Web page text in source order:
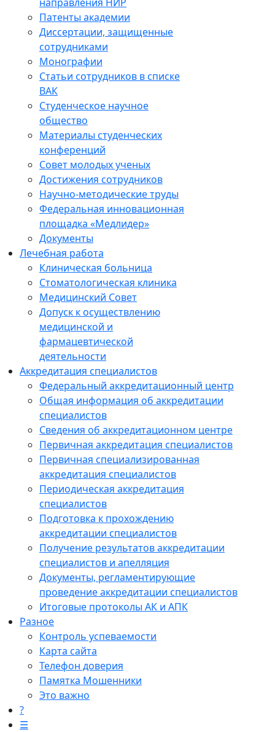
Патенты академии
Диссертации, защищенные
сотрудниками
Монографии
Статьи сотрудников в списке
ВАК
Студенческое научное
общество
Материалы студенческих
конференций
Совет молодых ученых
Достижения сотрудников
Научно-методические труды
Федеральная инновационная
площадка «Медлидер»
Документы
Лечебная работа
Клиническая больница
Стоматологическая клиника
Медицинский Совет
Допуск к осуществлению
медицинской и
фармацевтической
деятельности
Аккредитация специалистов
Федеральный аккредитационный центр
Общая информация об аккредитации
специалистов
Сведения об аккредитационном центре
Первичная аккредитация специалистов
Первичная специализированная
аккредитация специалистов
Периодическая аккредитация
специалистов
Подготовка к прохождению
аккредитации специалистов
Получение результатов аккредитации
специалистов и апелляция
Документы, регламентирующие
проведение аккредитации специалистов
Итоговые протоколы АК и АПК
Разное
Контроль успеваемости
Карта сайта
Телефон доверия
Памятка Мошенники
Это важно
?
☰